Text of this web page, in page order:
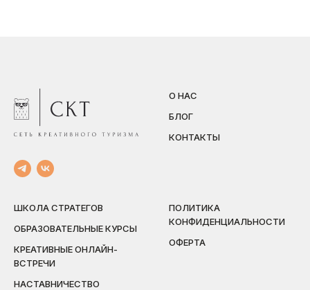
О НАС
БЛОГ
КОНТАКТЫ
ШКОЛА СТРАТЕГОВ
ОБРАЗОВАТЕЛЬНЫЕ КУРСЫ
КРЕАТИВНЫЕ ОНЛАЙН-
ВСТРЕЧИ
НАСТАВНИЧЕСТВО
ПОЛИТИКА
КОНФИДЕНЦИАЛЬНОСТИ
ОФЕРТА